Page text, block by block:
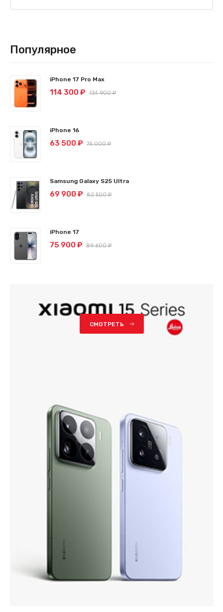
Популярное
iPhone 17 Pro Max
114 300 ₽ 134 900 ₽
iPhone 16
63 500 ₽ 75 000 ₽
Samsung Galaxy S25 Ultra
69 900 ₽ 82 500 ₽
iPhone 17
75 900 ₽ 89 600 ₽
СМОТРЕТЬ